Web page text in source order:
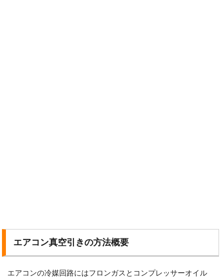
エアコン真空引きの方法概要
エアコンの冷媒回路にはフロンガスとコンプレッサーオイル